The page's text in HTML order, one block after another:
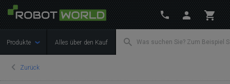
Produkte Alles über den Kauf
Zurück